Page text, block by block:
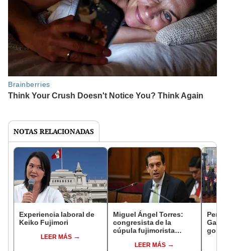
NOTAS RELACIONADAS
Experiencia laboral de
Keiko Fujimori
LEER MÁS
Miguel Ángel Torres:
congresista de la
cúpula fujimorista
del SenadoLEER MÁS